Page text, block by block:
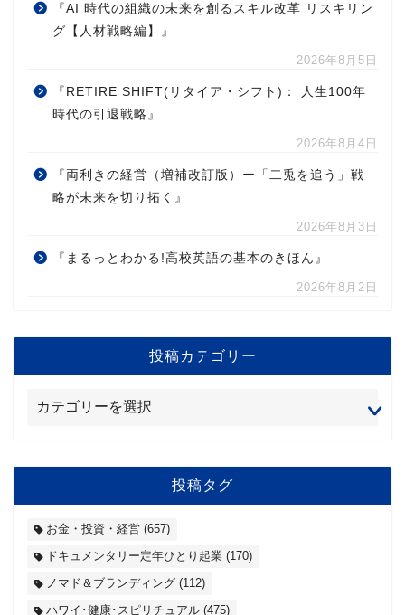
『AI 時代の組織の未来を創るスキル改革 リスキリン
グ【人材戦略編】』
2026年8月5日
『RETIRE SHIFT(リタイア・シフト)： 人生100年
時代の引退戦略』
2026年8月4日
『両利きの経営（増補改訂版）ー「二兎を追う」戦
略が未来を切り拓く』
2026年8月3日
『まるっとわかる!高校英語の基本のきほん』
2026年8月2日
投稿カテゴリー
投稿タグ
お金・投資・経営 (657)
ドキュメンタリー定年ひとり起業 (170)
ノマド＆ブランディング (112)
ハワイ･健康･スピリチュアル (475)